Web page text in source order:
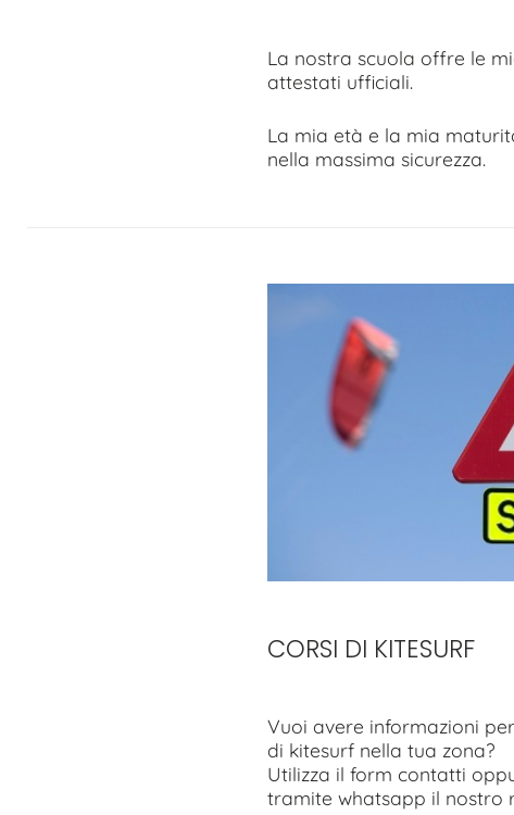
La nostra scuola offre le
attestati ufficiali.
La mia età e la mia
nella massima sicurezza.
CORSI DI KITESURF
Vuoi avere informazioni
di kitesurf nella tua zona?
Utilizza il form contatti
tramite whatsapp il nostro